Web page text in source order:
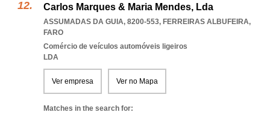
Carlos Marques & Maria Mendes, Lda
ASSUMADAS DA GUIA, 8200-553, FERREIRAS ALBUFEIRA,
FARO
Comércio de veículos automóveis ligeiros
LDA
Ver empresa Ver no Mapa
Matches in the search for: